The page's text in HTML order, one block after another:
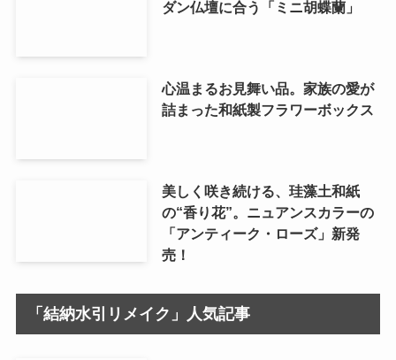
ダン仏壇に合う「ミニ胡蝶蘭」
心温まるお見舞い品。家族の愛が
詰まった和紙製フラワーボックス
美しく咲き続ける、珪藻土和紙
の“香り花”。ニュアンスカラーの
「アンティーク・ローズ」新発
売！
「結納水引リメイク」人気記事